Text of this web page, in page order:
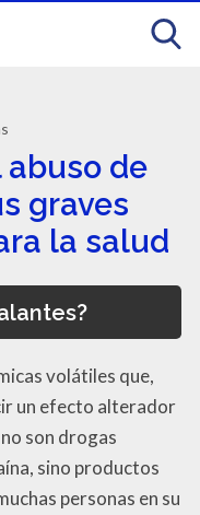
de
graves
la salud
volátiles que,
un efecto alterador
son drogas
sino productos
personas en su